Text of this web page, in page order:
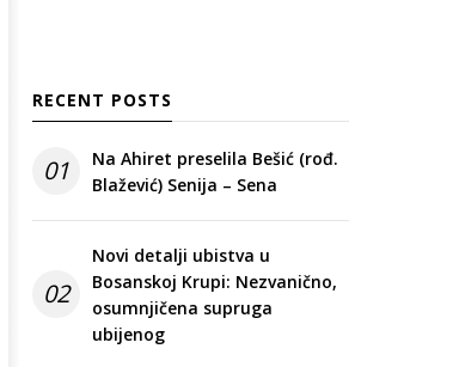
RECENT POSTS
01
Na Ahiret preselila Bešić (rođ.
Blažević) Senija – Sena
02
Novi detalji ubistva u
Bosanskoj Krupi: Nezvanično,
osumnjičena supruga
ubijenog